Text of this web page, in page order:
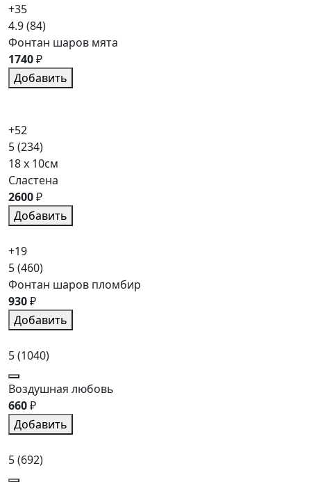
+35
4.9(84)
Фонтан шаров мята
1740₽
Добавить
+52
5(234)
18 x 10см
Сластена
2600₽
Добавить
+19
5(460)
Фонтан шаров пломбир
930₽
Добавить
5(1040)
Воздушная любовь
660₽
Добавить
5(692)